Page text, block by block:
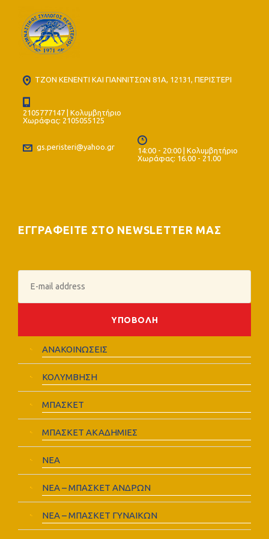
ΤΖΟΝ ΚΕΝΕΝΤΙ ΚΑΙ ΓΙΑΝΝΙΤΣΩΝ 81Α, 12131, ΠΕΡΙΣΤΕΡΙ
2105777147 | Κολυμβητήριο
Χωράφας: 2105055125
gs.peristeri@yahoo.gr
14:00 - 20:00 | Κολυμβητήριο
Χωράφας: 16.00 - 21.00
ΕΓΓΡΑΦΕΙΤΕ ΣΤΟ NEWSLETTER ΜΑΣ
ΑΝΑΚΟΙΝΩΣΕΙΣ
ΚΟΛΥΜΒΗΣΗ
ΜΠΑΣΚΕΤ
ΜΠΑΣΚΕΤ ΑΚΑΔΗΜΙΕΣ
ΝΕΑ
ΝΕΑ – ΜΠΑΣΚΕΤ ΑΝΔΡΩΝ
ΝΕΑ – ΜΠΑΣΚΕΤ ΓΥΝΑΙΚΩΝ